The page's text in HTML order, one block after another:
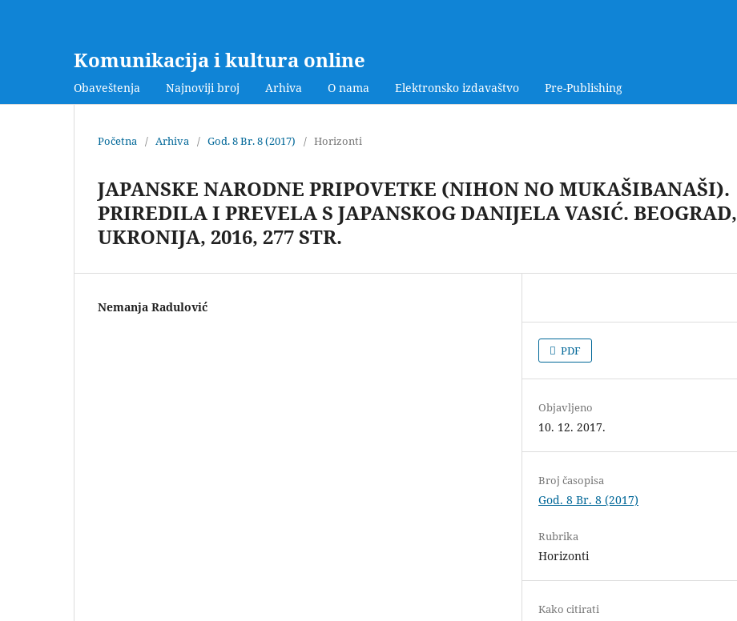
Komunikacija i kultura online
Obaveštenja Najnoviji broj Arhiva O nama Elektronsko izdavaštvo Pre-Publishing
Početna / Arhiva / God. 8 Br. 8 (2017) / Horizonti
JAPANSKE NARODNE PRIPOVETKE (NIHON NO MUKAŠIBANAŠI).
PRIREDILA I PREVELA S JAPANSKOG DANIJELA VASIĆ. BEOGRAD,
UKRONIJA, 2016, 277 STR.
Nemanja Radulović
PDF
Objavljeno
10. 12. 2017.
Broj časopisa
God. 8 Br. 8 (2017)
Rubrika
Horizonti
Kako citirati